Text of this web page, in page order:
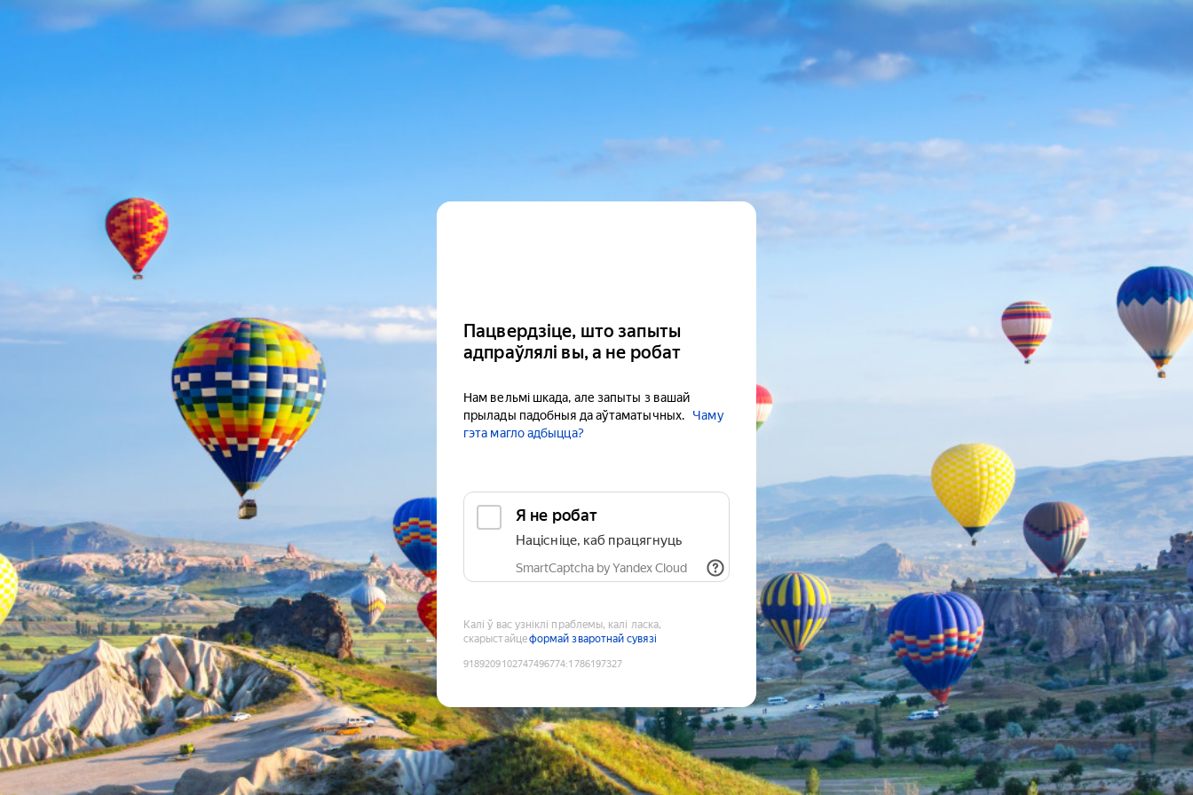
Пацвердзіце, што запыты
адпраўлялі вы, а не робат
Нам вельмі шкада, але запыты з вашай
прылады падобныя да аўтаматычных.
Чаму
гэта магло адбыцца?
Я не робат
Націсніце, каб працягнуць
SmartCaptcha by Yandex Cloud
Калі ў вас узніклі праблемы, калі ласка,
скарыстайцеформай зваротнай сувязі
9189209102747496774:1786197327